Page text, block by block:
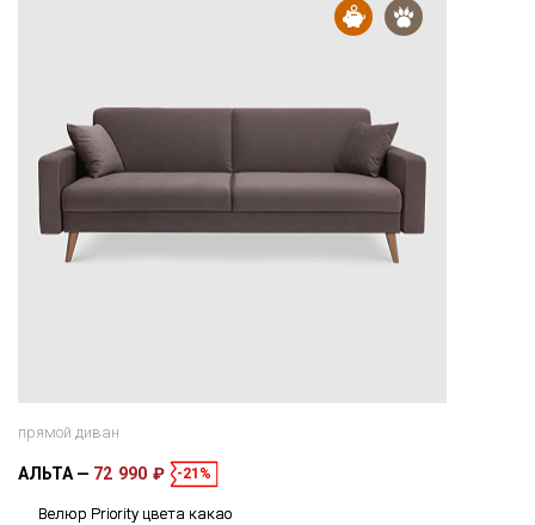
прямой диван
АЛЬТА 72 990 ₽ -21%
Велюр Priority цвета какао